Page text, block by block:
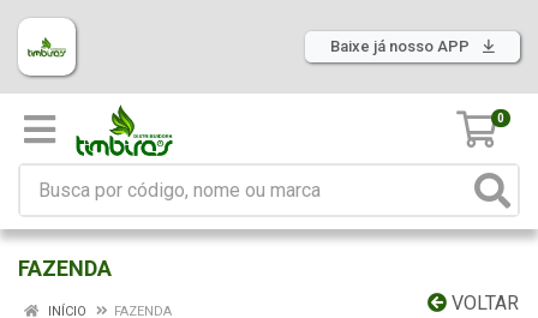
Baixe já nosso APP
0
FAZENDA
VOLTAR
INÍCIO FAZENDA